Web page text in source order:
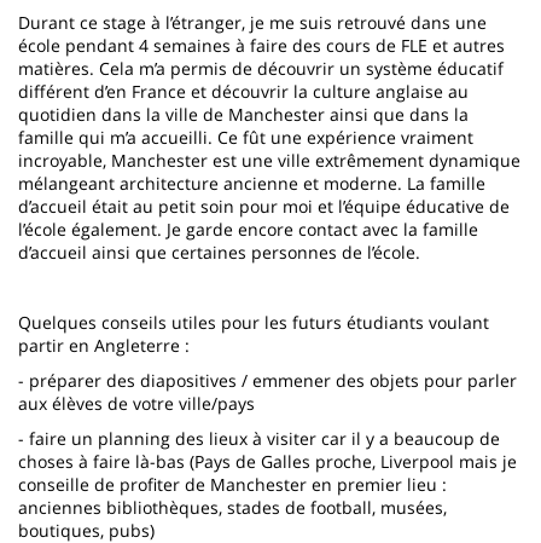
Durant ce stage à l’étranger, je me suis retrouvé dans une
école pendant 4 semaines à faire des cours de FLE et autres
matières. Cela m’a permis de découvrir un système éducatif
différent d’en France et découvrir la culture anglaise au
quotidien dans la ville de Manchester ainsi que dans la
famille qui m’a accueilli. Ce fût une expérience vraiment
incroyable, Manchester est une ville extrêmement dynamique
mélangeant architecture ancienne et moderne. La famille
d’accueil était au petit soin pour moi et l’équipe éducative de
l’école également. Je garde encore contact avec la famille
d’accueil ainsi que certaines personnes de l’école.
Quelques conseils utiles pour les futurs étudiants voulant
partir en Angleterre :
- préparer des diapositives / emmener des objets pour parler
aux élèves de votre ville/pays
- faire un planning des lieux à visiter car il y a beaucoup de
choses à faire là-bas (Pays de Galles proche, Liverpool mais je
conseille de profiter de Manchester en premier lieu :
anciennes bibliothèques, stades de football, musées,
boutiques, pubs)